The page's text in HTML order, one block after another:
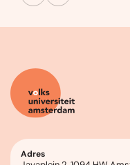
Adres